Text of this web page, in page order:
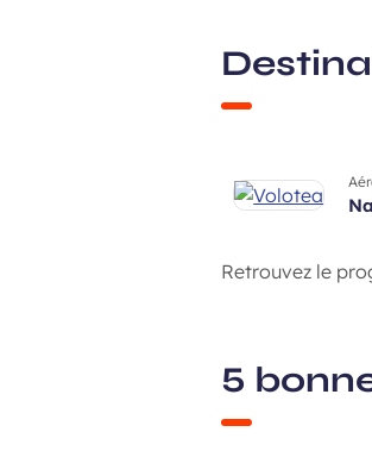
Retrouvez le
5